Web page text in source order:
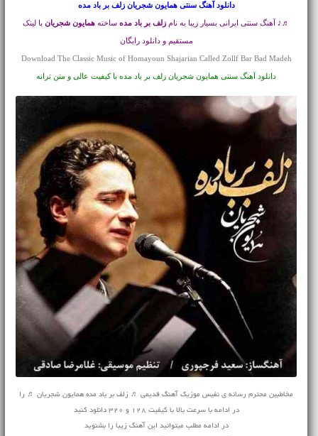
دانلود آهنگ سنتی همایون شجریان زلف بر باد مده
♬♪ آهنگ سنتی ایرانی بسیار زیبا به نام زلف بر باد مدهساخته همایون شجریانبا لینک
مستقیم و دانلود رایگان
Download The Classic Music of Homayoun Shajarian Called Zollf Bar Bad Madeh
دانلود آهنگ سنتی همایون شجریان زلف بر باد مده با کیفیت عالی و متن ترانه
مخاطبین محترم رسانه ی نفیس موزیک آهنگ قدیمی♬ زلف بر باد مده همایون شجریان ♬ را
در ادامه با سرعت بالا با کیفیت 128 و 320 دانلود کنید
در ادامه مطلب میتوانید این آهنگ زیبا را بشنوید